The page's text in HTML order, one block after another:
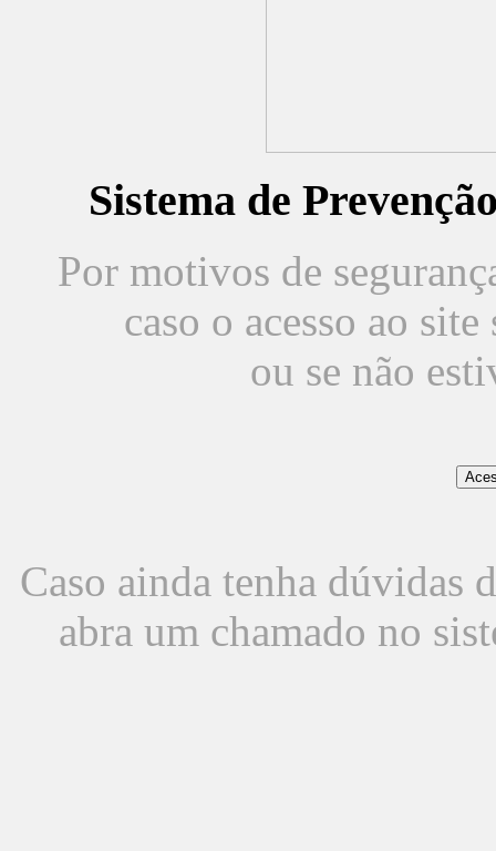
Sistema de
Por motivos de
caso o acesso ao
ou se não
Caso ainda tenha dúvidas
abra um chamado no